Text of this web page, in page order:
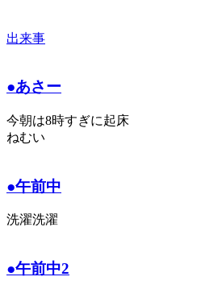
出来事
●あさー
今朝は8時すぎに起床
ねむい
●午前中
洗濯洗濯
●午前中2